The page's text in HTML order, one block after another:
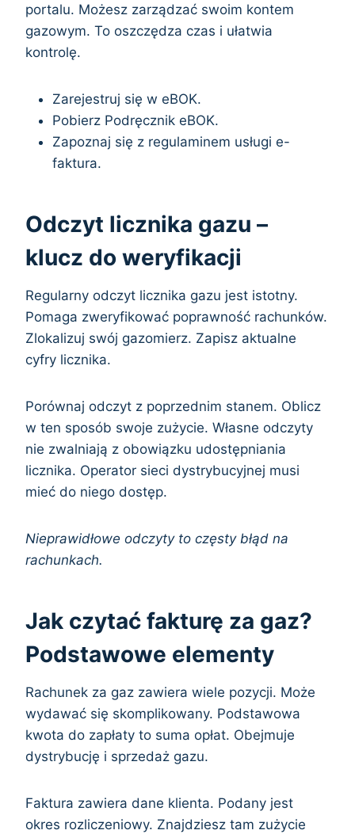
portalu. Możesz zarządzać swoim kontem
gazowym. To oszczędza czas i ułatwia
kontrolę.
Zarejestruj się w eBOK.
Pobierz Podręcznik eBOK.
Zapoznaj się z regulaminem usługi e-
faktura.
Odczyt licznika gazu –
klucz do weryfikacji
Regularny odczyt licznika gazu jest istotny.
Pomaga zweryfikować poprawność rachunków.
Zlokalizuj swój gazomierz. Zapisz aktualne
cyfry licznika.
Porównaj odczyt z poprzednim stanem. Oblicz
w ten sposób swoje zużycie. Własne odczyty
nie zwalniają z obowiązku udostępniania
licznika. Operator sieci dystrybucyjnej musi
mieć do niego dostęp.
Nieprawidłowe odczyty to częsty błąd na
rachunkach.
Jak czytać fakturę za gaz?
Podstawowe elementy
Rachunek za gaz zawiera wiele pozycji. Może
wydawać się skomplikowany. Podstawowa
kwota do zapłaty to suma opłat. Obejmuje
dystrybucję i sprzedaż gazu.
Faktura zawiera dane klienta. Podany jest
okres rozliczeniowy. Znajdziesz tam zużycie